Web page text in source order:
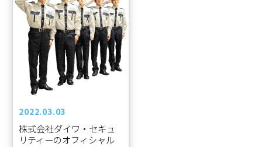
2022.03.03
株式会社ダイワ・セキュ
リティーのオフィシャル